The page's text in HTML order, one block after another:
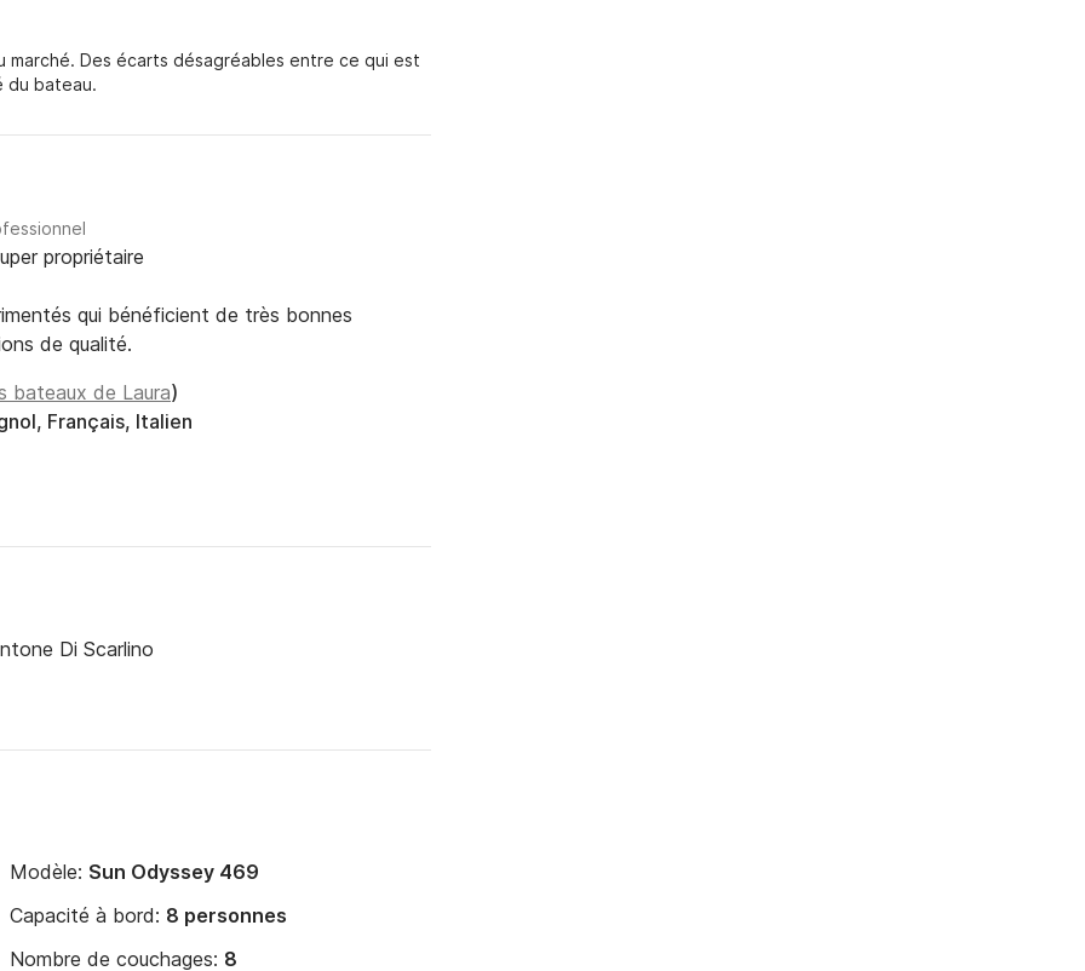
Des écarts désagréables entre ce qui est
du bateau.
propriétaire
qui bénéficient de très bonnes
de qualité.
bateaux de Laura)
Français, Italien
Di Scarlino
Modèle: Sun Odyssey 469
Capacité à bord: 8 personnes
Nombre de couchages: 8